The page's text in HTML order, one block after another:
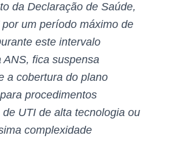
da Declaração de Saúde,
um período máximo de
este intervalo
ANS, fica suspensa
a cobertura do plano
procedimentos
UTI de alta tecnologia ou
complexidade